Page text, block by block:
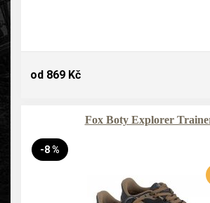
od 869 Kč
Fox Boty Explorer
-8 %